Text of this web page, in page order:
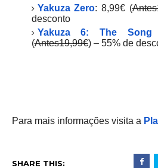
Yakuza Zero: 8,99€ (
desconto
Yakuza 6: The
(Antes19,99€) – 55% de
Para mais informações visita a
SHARE THIS: